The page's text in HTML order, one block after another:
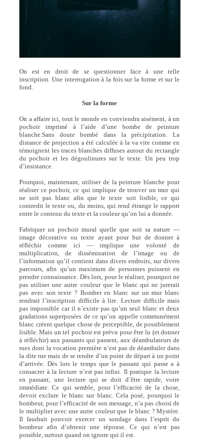
On est en droit de se questionner face à une telle
inscription. Une interrogation à la fois sur la forme et sur le
fond.
Sur la forme
On a affaire ici, tout le monde en conviendra aisément, à un
pochoir imprimé à l’aide d’une bombe de peinture
blanche.Sans doute bombé dans la précipitation. La
distance de projection a été calculée à la va vite comme en
témoignent les traces blanches diffuses autour du rectangle
du pochoir et les dégoulinures sur le texte. Un peu trop
d’insistance.
Pourquoi, maintenant, utiliser de la peinture blanche pour
réaliser ce pochoir, ce qui implique de trouver un mur qui
ne soit pas blanc afin que le texte soit lisible, ce qui
contredit le texte ou, du moins, qui rend étrange le rapport
entre le contenu du texte et la couleur qu’on lui a donnée.
Fabriquer un pochoir mural quelle que soit sa nature —
image décorative ou texte ayant pour but de donner à
réfléchir comme ici — implique une volonté de
multiplication, de dissémination de l’image ou de
l’information qu’il contient dans divers endroits, sur divers
parcours, afin qu’un maximum de personnes puissent en
prendre connaissance. Dès lors, pour le réaliser, pourquoi ne
pas utiliser une autre couleur que le blanc qui ne jurerait
pas avec son texte ? Bomber en blanc sur un mur blanc
rendrait l’inscription difficile à lire. Lecture difficile mais
pas impossible car il n’existe pas qu’un seul blanc et deux
gradations superposées de ce qu’on appelle communément
blanc créent quelque chose de perceptible, de possiblement
lisible. Mais un tel pochoir est prévu pour être lu (et donner
à réfléchir) aux passants qui passent, aux déambulateurs de
rues dont la vocation première n’est pas de déambuler dans
la dite rue mais de se rendre d’un point de départ à un point
d’arrivée. Dès lors le temps que le passant qui passe a à
consacrer à la lecture n’est pas infini. Il pratique la lecture
en passant, une lecture qui se doit d’être rapide, voire
immédiate. Ce qui semble, pour l’efficacité de la chose,
devoir exclure le blanc sur blanc. Cela posé, pourquoi le
bombeur, pour l’efficacité de son message, n’a pas choisi de
le multiplier avec une autre couleur que le blanc ? Mystère.
Il faudrait pouvoir exercer un sondage dans l’esprit du
bombeur afin d’obtenir une réponse. Ce qui n’est pas
possible, surtout quand on ignore qui il est.